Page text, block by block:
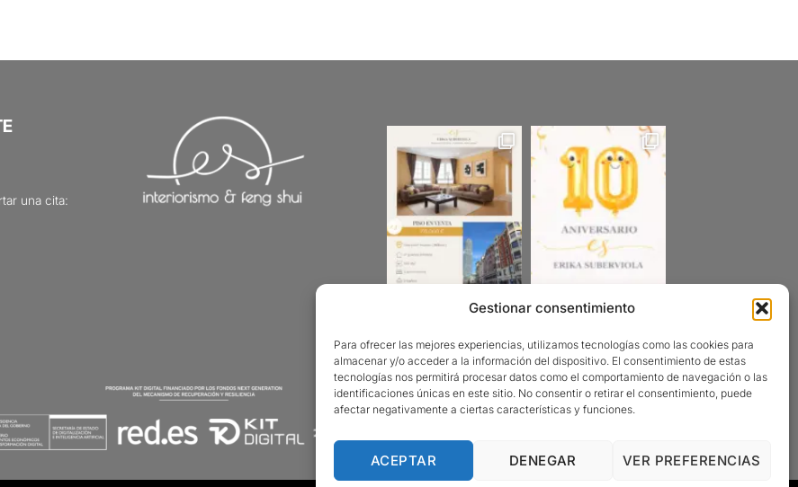
Gestionar consentimiento
Para ofrecer las mejores experiencias, utilizamos tecnologías como las cookies para
almacenar y/o acceder a la información del dispositivo. El consentimiento de estas
tecnologías nos permitirá procesar datos como el comportamiento de navegación o las
identificaciones únicas en este sitio. No consentir o retirar el consentimiento, puede
afectar negativamente a ciertas características y funciones.
ACEPTAR DENEGAR VER PREFERENCIAS
una cita: